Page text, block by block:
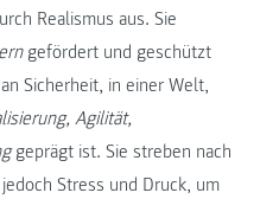
Realismus aus. Sie
gefördert und geschützt
Sicherheit, in einer Welt,
Agilität,
geprägt ist. Sie streben nach
Stress und Druck, um